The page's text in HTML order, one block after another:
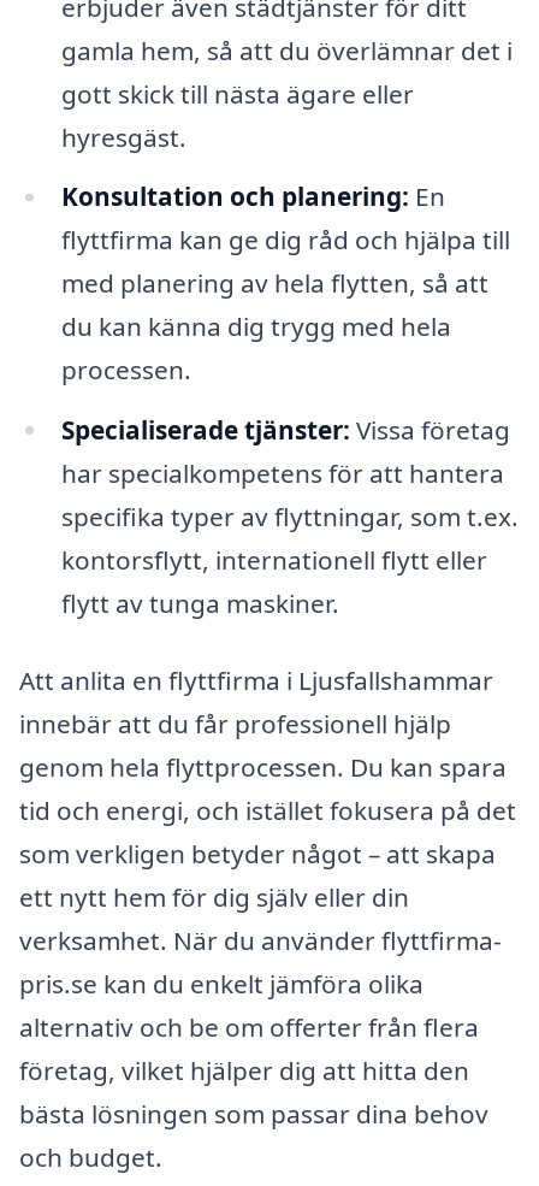
erbjuder även städtjänster för ditt
gamla hem, så att du överlämnar det i
gott skick till nästa ägare eller
hyresgäst.
Konsultation och planering: En
flyttfirma kan ge dig råd och hjälpa till
med planering av hela flytten, så att
du kan känna dig trygg med hela
processen.
Specialiserade tjänster: Vissa företag
har specialkompetens för att hantera
specifika typer av flyttningar, som t.ex.
kontorsflytt, internationell flytt eller
flytt av tunga maskiner.
Att anlita en flyttfirma i Ljusfallshammar
innebär att du får professionell hjälp
genom hela flyttprocessen. Du kan spara
tid och energi, och istället fokusera på det
som verkligen betyder något – att skapa
ett nytt hem för dig själv eller din
verksamhet. När du använder flyttfirma-
pris.se kan du enkelt jämföra olika
alternativ och be om offerter från flera
företag, vilket hjälper dig att hitta den
bästa lösningen som passar dina behov
och budget.